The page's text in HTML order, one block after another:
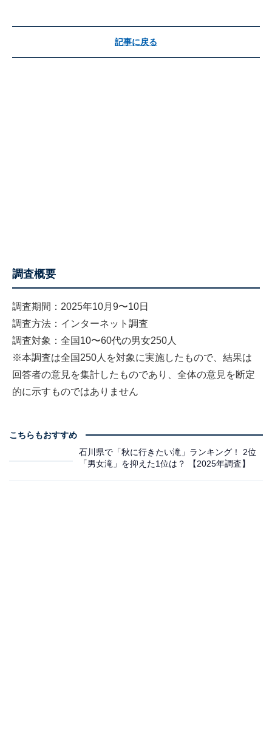
記事に戻る
調査概要
調査期間：2025年10月9〜10日
調査方法：インターネット調査
調査対象：全国10〜60代の男女250人
※本調査は全国250人を対象に実施したもので、結果は
回答者の意見を集計したものであり、全体の意見を断定
的に示すものではありません
こちらもおすすめ
石川県で「秋に行きたい滝」ランキング！ 2位
「男女滝」を抑えた1位は？ 【2025年調査】